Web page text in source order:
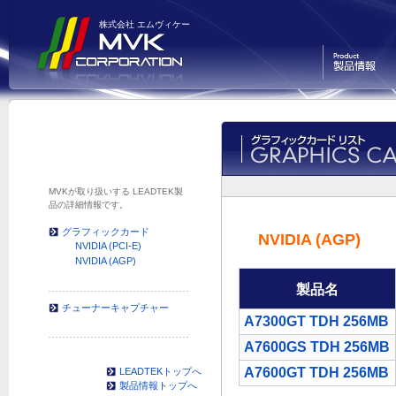
株式会社 エムヴィケー
NVIDIA (AGP)
製品名
A7300GT TDH 256MB
A7600GS TDH 256MB
A7600GT TDH 256MB
MVKが取り扱いする LEADTEK製
品の詳細情報です。
グラフィックカード
NVIDIA (PCI-E)
NVIDIA (AGP)
チューナーキャプチャー
LEADTEKトップへ
製品情報トップへ